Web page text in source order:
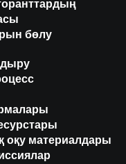
бөлу
оқу материалдары